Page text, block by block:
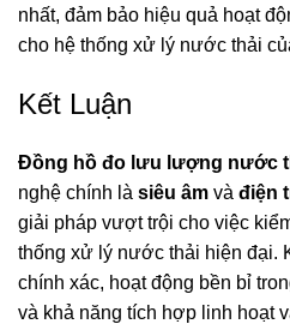
nhất, đảm bảo hiệu quả hoạt
cho hệ thống xử lý nước thải
Kết Luận
Đồng hồ đo lưu lượng nước
nghệ chính là siêu âm và điện
giải pháp vượt trội cho việc
thống xử lý nước thải hiện đại.
chính xác, hoạt động bền bỉ
và khả năng tích hợp linh hoạt